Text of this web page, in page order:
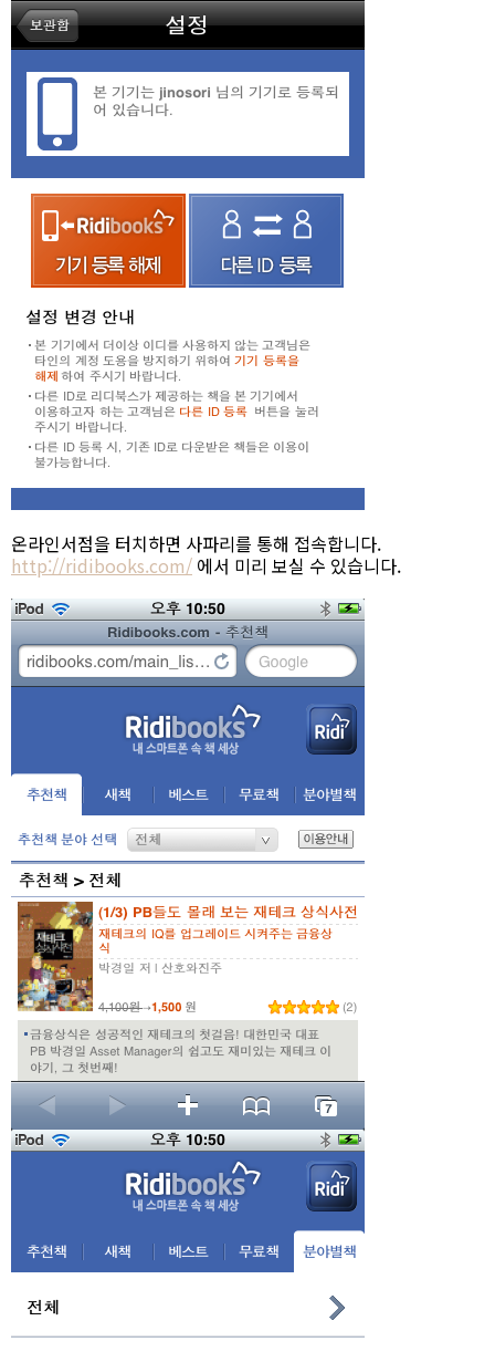
온라인서점을 터치하면 사파리를 통해 접속합니다.
http://ridibooks.com/ 에서 미리 보실 수 있습니다.